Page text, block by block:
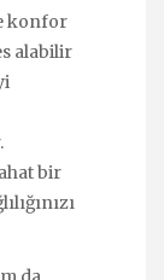
konfor
alabilir
bir